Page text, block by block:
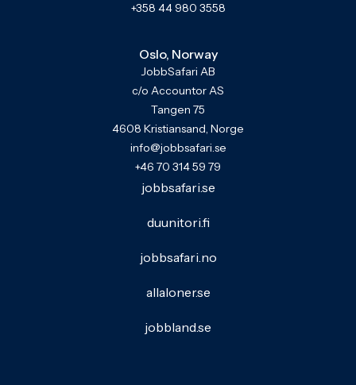
+358 44 980 3558
Oslo, Norway
JobbSafari AB
c/o Accountor AS
Tangen 75
4608 Kristiansand, Norge
info@jobbsafari.se
+46 70 314 59 79
jobbsafari.se
duunitori.fi
jobbsafari.no
allaloner.se
jobbland.se